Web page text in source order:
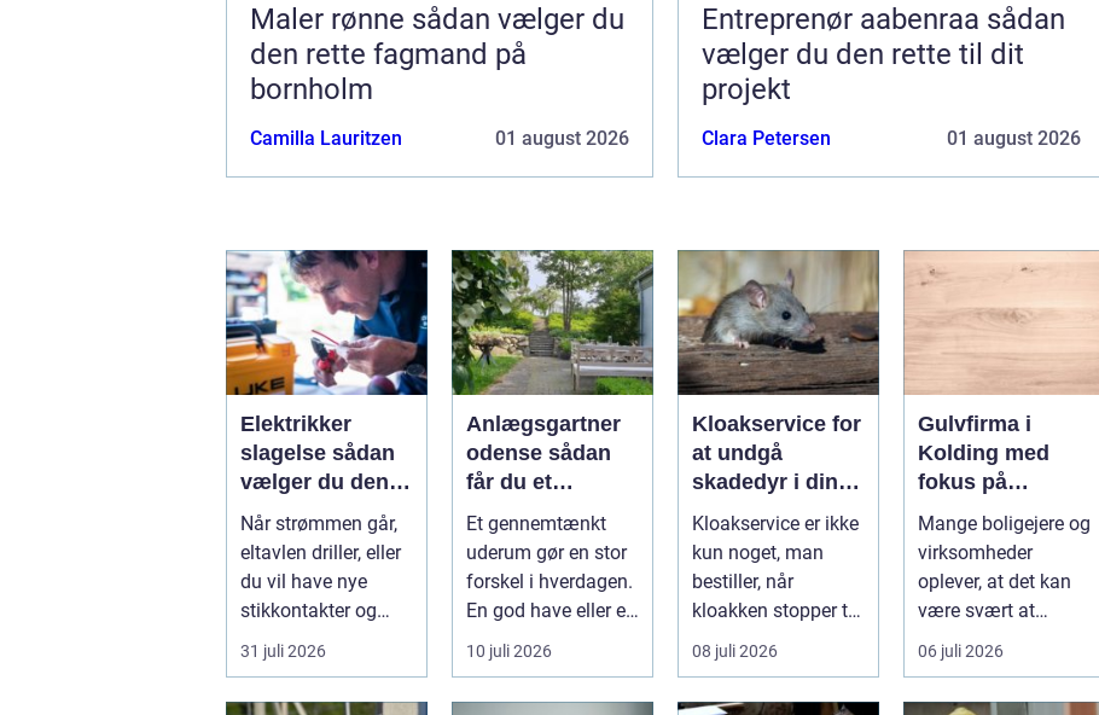
Maler rønne sådan vælger du
den rette fagmand på
bornholm
Camilla Lauritzen 01 august 2026
Entreprenør aabenraa sådan
vælger du den rette til dit
projekt
Clara Petersen 01 august 2026
Elektrikker
slagelse sådan
vælger du den
rigtige elektriker
til opgaven
Når strømmen går,
eltavlen driller, eller
du vil have nye
stikkontakter og
belysning, er en
dygtig e...
31 juli 2026
Anlægsgartner
odense sådan
får du et
uderum, der
holder i mange
år
Et gennemtænkt
uderum gør en stor
forskel i hverdagen.
En god have eller et
velplejet fællesareal
gi...
10 juli 2026
Kloakservice for
at undgå
skadedyr i din
bolig
Kloakservice er ikke
kun noget, man
bestiller, når
kloakken stopper til.
En systematisk
gennem...
08 juli 2026
Gulvfirma i
Kolding med
fokus på
smukke flader
Mange boligejere og
virksomheder
oplever, at det kan
være svært at
overskue de mange
gul...
06 juli 2026